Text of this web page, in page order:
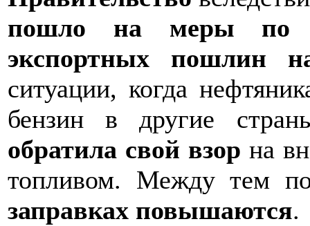
пошло на меры по
экспортных пошлин
ситуации, когда
бензин в другие
обратила свой взор на
топливом. Между тем
заправках повышаются.